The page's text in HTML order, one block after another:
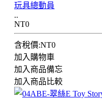
玩具總動員
..
NT0
含稅價:NT0
加入購物車
加入商品備忘
加入商品比較